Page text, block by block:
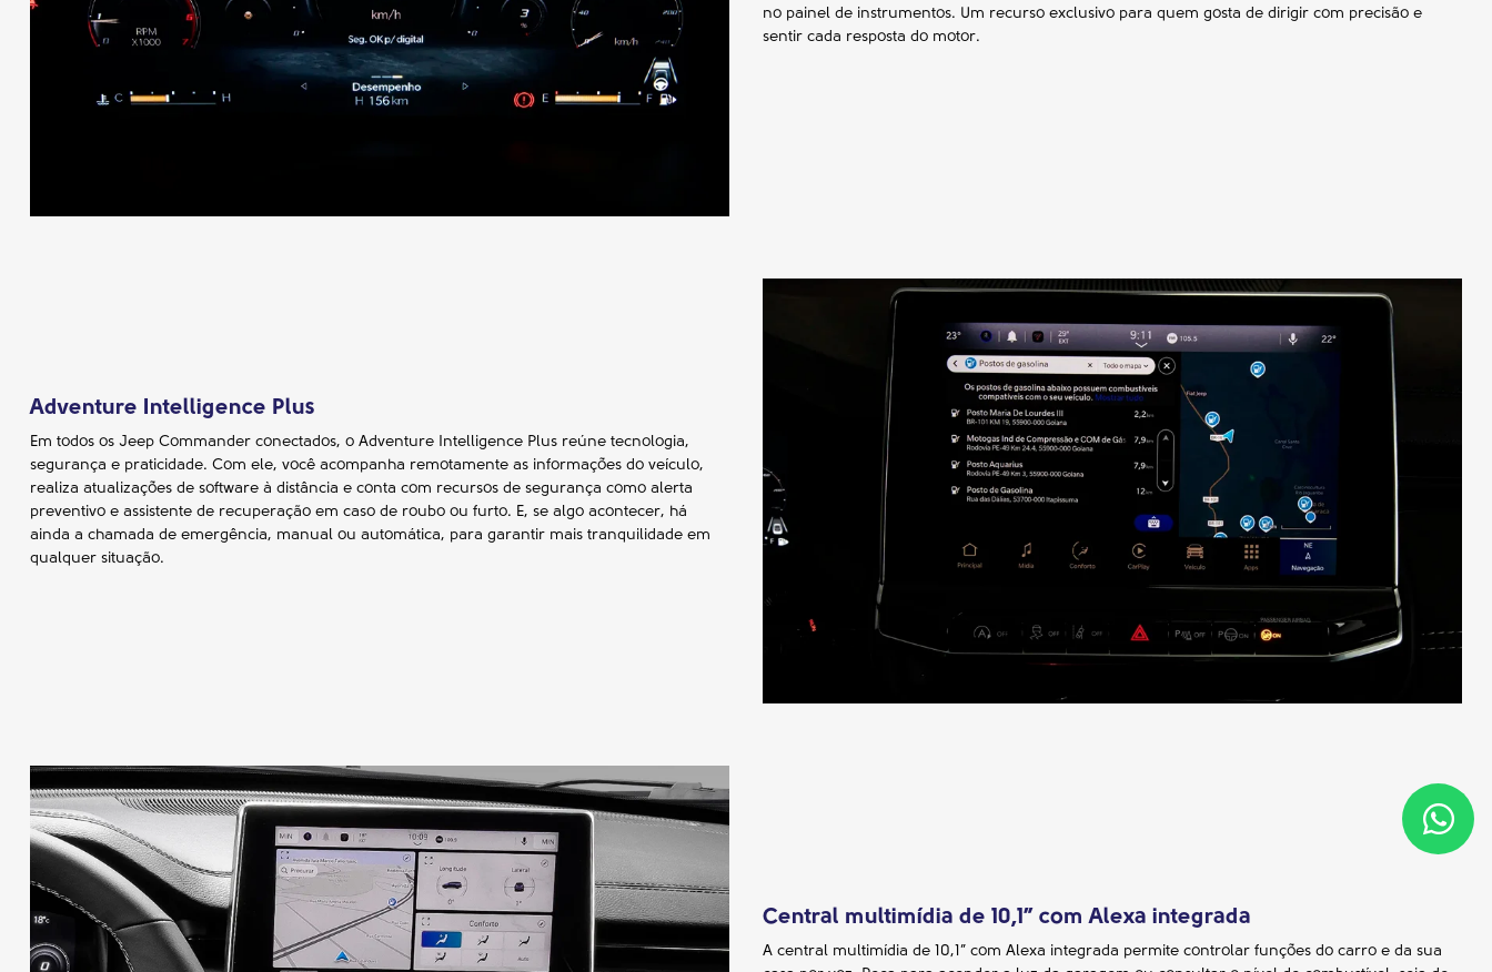
no painel de instrumentos. Um recurso exclusivo para quem gosta de dirigir com precisão e
sentir cada resposta do motor.
Adventure Intelligence Plus
Em todos os Jeep Commander conectados, o Adventure Intelligence Plus reúne tecnologia,
segurança e praticidade. Com ele, você acompanha remotamente as informações do veículo,
realiza atualizações de software à distância e conta com recursos de segurança como alerta
preventivo e assistente de recuperação em caso de roubo ou furto. E, se algo acontecer, há
ainda a chamada de emergência, manual ou automática, para garantir mais tranquilidade em
qualquer situação.
Central multimídia de 10,1” com Alexa integrada
A central multimídia de 10,1” com Alexa integrada permite controlar funções do carro e da sua